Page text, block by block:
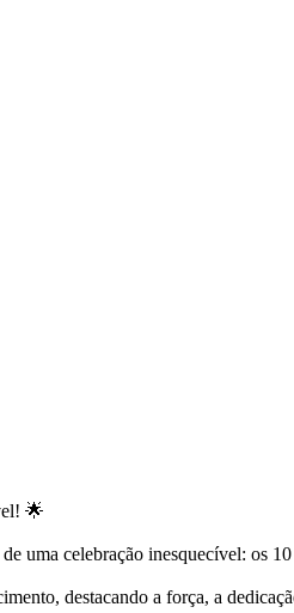
🌟
uma celebração inesquecível: os
destacando a força, a